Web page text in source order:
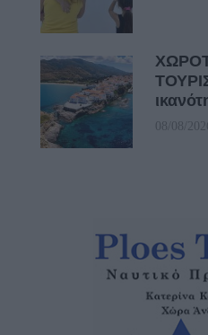
08/08/